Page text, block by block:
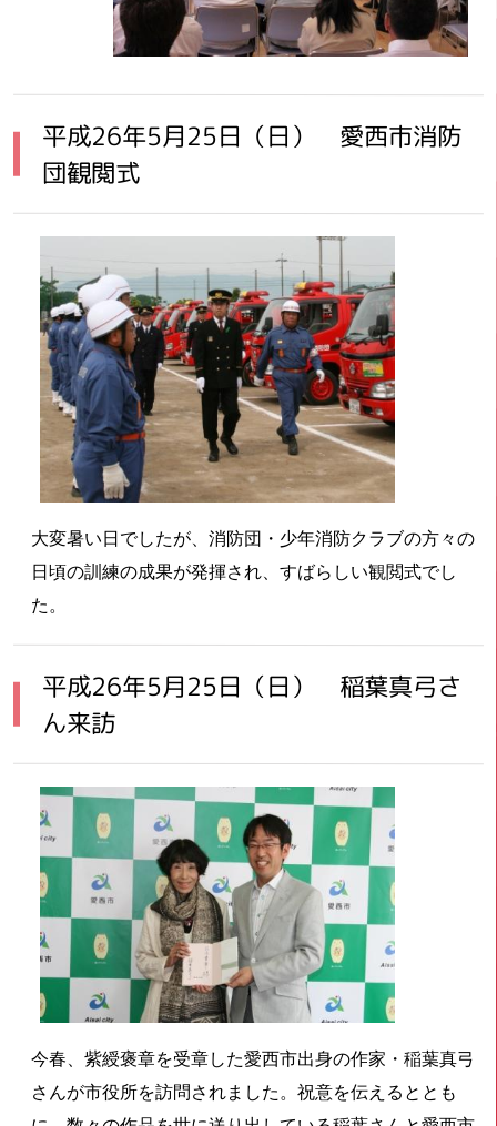
平成26年5月25日（日） 愛西市消防
団観閲式
大変暑い日でしたが、消防団・少年消防クラブの方々の
日頃の訓練の成果が発揮され、すばらしい観閲式でし
た。
平成26年5月25日（日） 稲葉真弓さ
ん来訪
今春、紫綬褒章を受章した愛西市出身の作家・稲葉真弓
さんが市役所を訪問されました。祝意を伝えるととも